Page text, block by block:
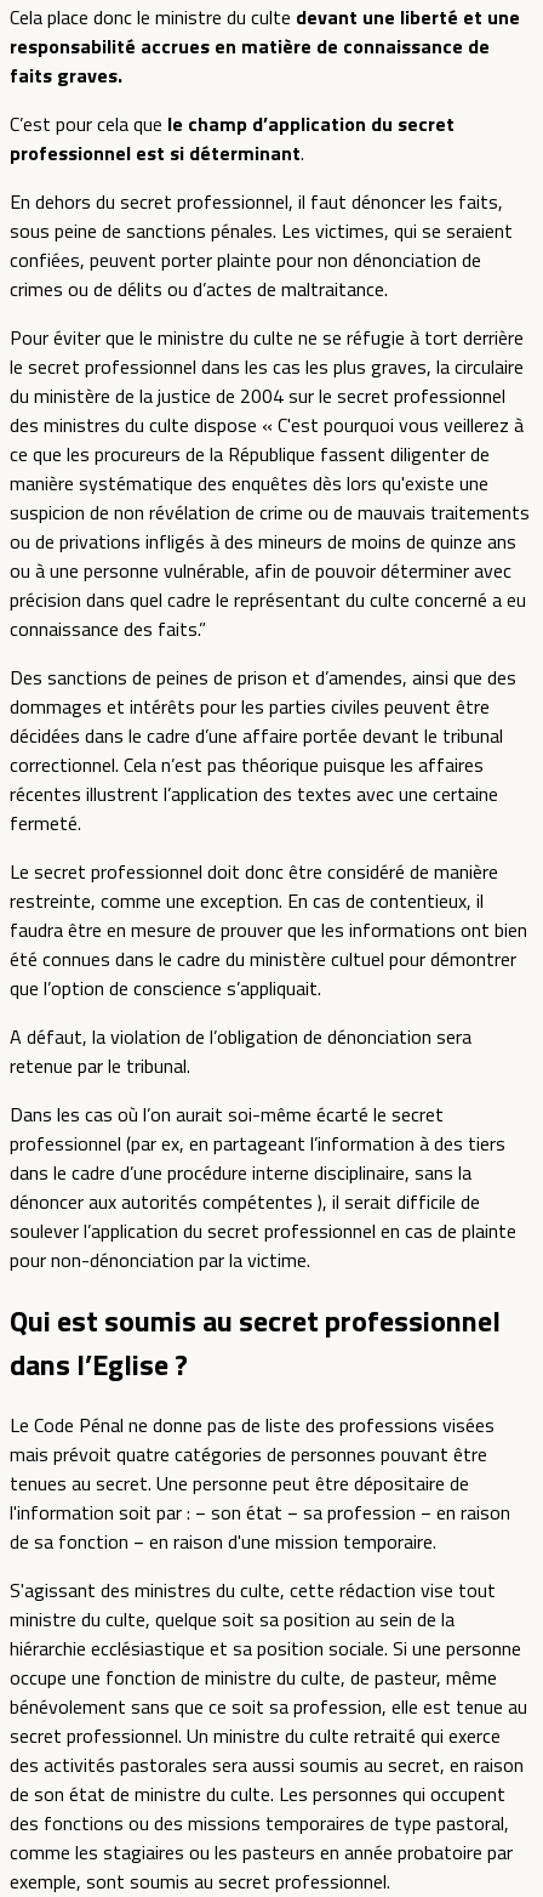
Cela place donc le ministre du culte devant une liberté et une
responsabilité accrues en matière de connaissance de
faits graves.
C’est pour cela que le champ d’application du secret
professionnel est si déterminant.
En dehors du secret professionnel, il faut dénoncer les faits,
sous peine de sanctions pénales. Les victimes, qui se seraient
confiées, peuvent porter plainte pour non dénonciation de
crimes ou de délits ou d’actes de maltraitance.
Pour éviter que le ministre du culte ne se réfugie à tort derrière
le secret professionnel dans les cas les plus graves, la circulaire
du ministère de la justice de 2004 sur le secret professionnel
des ministres du culte dispose « C'est pourquoi vous veillerez à
ce que les procureurs de la République fassent diligenter de
manière systématique des enquêtes dès lors qu'existe une
suspicion de non révélation de crime ou de mauvais traitements
ou de privations infligés à des mineurs de moins de quinze ans
ou à une personne vulnérable, afin de pouvoir déterminer avec
précision dans quel cadre le représentant du culte concerné a eu
connaissance des faits.”
Des sanctions de peines de prison et d’amendes, ainsi que des
dommages et intérêts pour les parties civiles peuvent être
décidées dans le cadre d’une affaire portée devant le tribunal
correctionnel. Cela n’est pas théorique puisque les affaires
récentes illustrent l’application des textes avec une certaine
fermeté.
Le secret professionnel doit donc être considéré de manière
restreinte, comme une exception. En cas de contentieux, il
faudra être en mesure de prouver que les informations ont bien
été connues dans le cadre du ministère cultuel pour démontrer
que l’option de conscience s’appliquait.
A défaut, la violation de l’obligation de dénonciation sera
retenue par le tribunal.
Dans les cas où l’on aurait soi-même écarté le secret
professionnel (par ex, en partageant l’information à des tiers
dans le cadre d’une procédure interne disciplinaire, sans la
dénoncer aux autorités compétentes ), il serait difficile de
soulever l’application du secret professionnel en cas de plainte
pour non-dénonciation par la victime.
Qui est soumis au secret professionnel
dans l’Eglise ?
Le Code Pénal ne donne pas de liste des professions visées
mais prévoit quatre catégories de personnes pouvant être
tenues au secret. Une personne peut être dépositaire de
l'information soit par : − son état − sa profession − en raison
de sa fonction − en raison d'une mission temporaire.
S'agissant des ministres du culte, cette rédaction vise tout
ministre du culte, quelque soit sa position au sein de la
hiérarchie ecclésiastique et sa position sociale. Si une personne
occupe une fonction de ministre du culte, de pasteur, même
bénévolement sans que ce soit sa profession, elle est tenue au
secret professionnel. Un ministre du culte retraité qui exerce
des activités pastorales sera aussi soumis au secret, en raison
de son état de ministre du culte. Les personnes qui occupent
des fonctions ou des missions temporaires de type pastoral,
comme les stagiaires ou les pasteurs en année probatoire par
exemple, sont soumis au secret professionnel.